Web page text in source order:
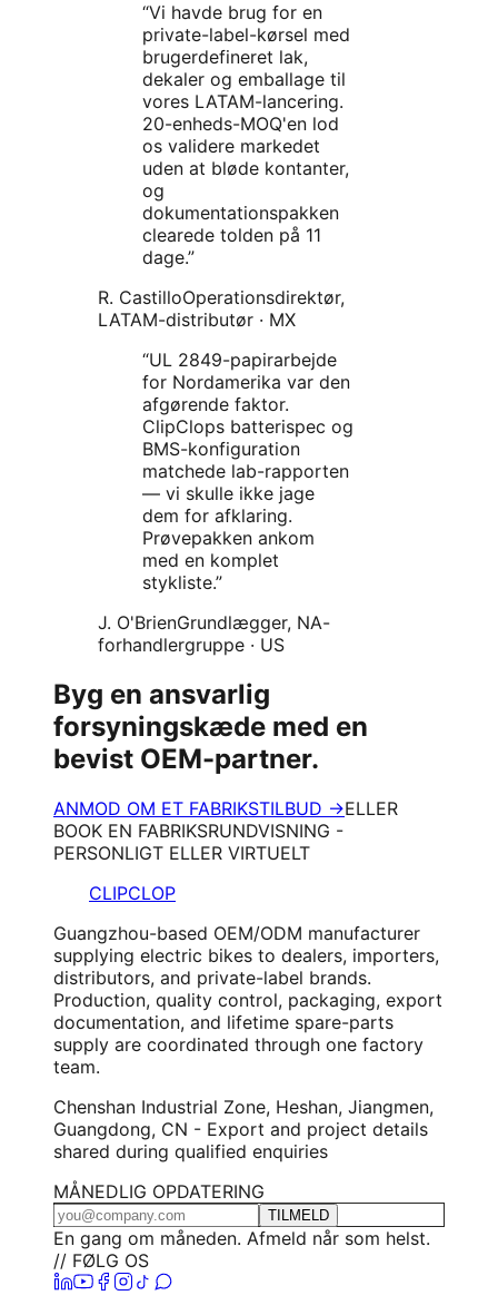
“Vi havde brug for en
private-label-kørsel med
brugerdefineret lak,
dekaler og emballage til
vores LATAM-lancering.
20-enheds-MOQ'en lod
os validere markedet
uden at bløde kontanter,
og
dokumentationspakken
clearede tolden på 11
dage.”
R. CastilloOperationsdirektør,
LATAM-distributør · MX
“UL 2849-papirarbejde
for Nordamerika var den
afgørende faktor.
ClipClops batterispec og
BMS-konfiguration
matchede lab-rapporten
— vi skulle ikke jage
dem for afklaring.
Prøvepakken ankom
med en komplet
stykliste.”
J. O'BrienGrundlægger, NA-
forhandlergruppe · US
Byg en ansvarlig
forsyningskæde med en
bevist OEM-partner.
ANMOD OM ET FABRIKSTILBUD →ELLER
BOOK EN FABRIKSRUNDVISNING -
PERSONLIGT ELLER VIRTUELT
CLIPCLOP
Guangzhou-based OEM/ODM manufacturer
supplying electric bikes to dealers, importers,
distributors, and private-label brands.
Production, quality control, packaging, export
documentation, and lifetime spare-parts
supply are coordinated through one factory
team.
Chenshan Industrial Zone, Heshan, Jiangmen,
Guangdong, CN - Export and project details
shared during qualified enquiries
MÅNEDLIG OPDATERING
TILMELD
En gang om måneden. Afmeld når som helst.
// FØLG OS